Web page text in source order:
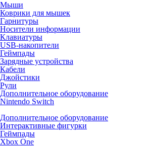
Мыши
Коврики для мышек
Гарнитуры
Носители информации
Клавиатуры
USB-накопители
Геймпады
Зарядные устройства
Кабели
Джойстики
Рули
Дополнительное оборудование
Nintendo Switch
Дополнительное оборудование
Интерактивные фигурки
Геймпады
Xbox One